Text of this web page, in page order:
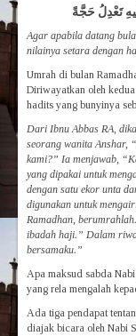
Agar apabila datang
nilainya setara dengan
Umrah di bulan
Diriwayatkan oleh
hadits yang bunyinya
Dari Ibnu Abbas RA,
seorang wanita Anshar,
kami?” Ia menjawab,
yang dipakai untuk
dengan satu ekor unta
digunakan untuk
Ramadhan,
ibadah haji.” Dalam
bersamaku.”
Apa maksud sabda
yang rela mengalah
Ada tiga pendapat
diajak bicara oleh Nabi